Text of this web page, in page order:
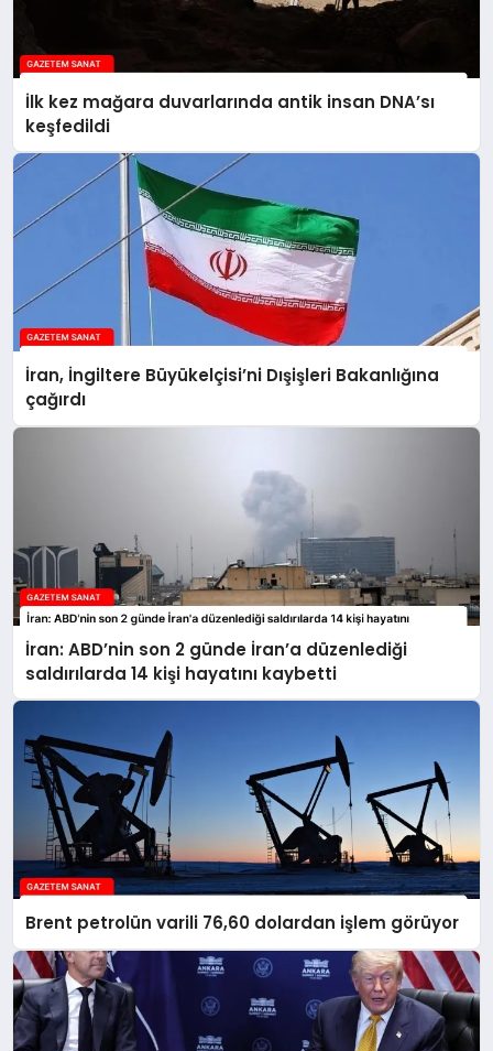
İlk kez mağara duvarlarında antik insan DNA’sı
keşfedildi
İran, İngiltere Büyükelçisi’ni Dışişleri Bakanlığına
çağırdı
İran: ABD’nin son 2 günde İran’a düzenlediği
saldırılarda 14 kişi hayatını kaybetti
Brent petrolün varili 76,60 dolardan işlem görüyor